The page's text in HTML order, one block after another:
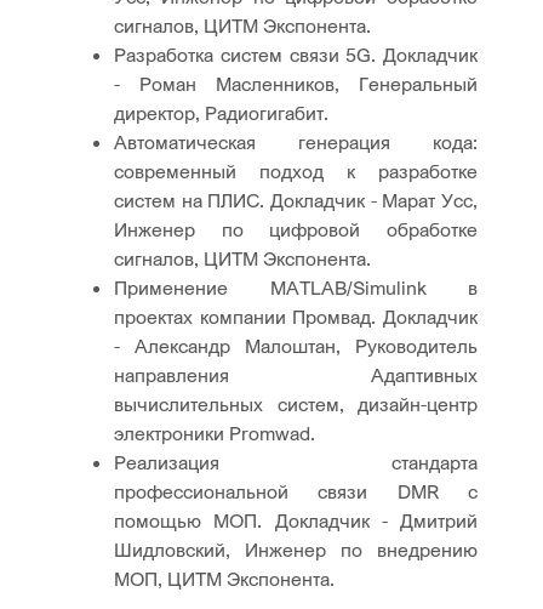
сигналов, ЦИТМ Экспонента.
Разработка систем связи 5G. Докладчик
- Роман Масленников, Генеральный
директор, Радиогигабит.
Автоматическая генерация кода:
современный подход к разработке
систем на ПЛИС. Докладчик - Марат Усс,
Инженер по цифровой обработке
сигналов, ЦИТМ Экспонента.
Применение MATLAB/Simulink в
проектах компании Промвад. Докладчик
- Александр Малоштан, Руководитель
направления Адаптивных
вычислительных систем, дизайн-центр
электроники Promwad.
Реализация стандарта
профессиональной связи DMR с
помощью МОП. Докладчик - Дмитрий
Шидловский, Инженер по внедрению
МОП, ЦИТМ Экспонента.